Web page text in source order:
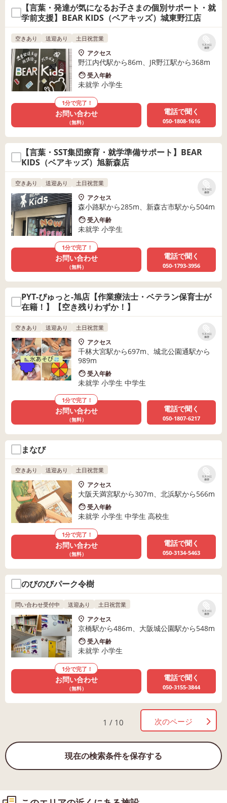
【言葉・発達が気になるお子さまの個別サポート・就
学前支援】BEAR KIDS（ベアキッズ）城東野江店
リストに
保存
空きあり 送迎あり 土日祝営業
アクセス
野江内代駅から86m、JR野江駅から368m
受入年齢
未就学 小学生
1分で完了！
お問い合わせ
（無料）
電話で聞く
050-1808-1616
【言葉・SST集団療育・就学準備サポート】BEAR
KIDS（ベアキッズ）旭新森店
リストに
保存
空きあり 送迎あり 土日祝営業
アクセス
森小路駅から285m、新森古市駅から504m
受入年齢
未就学 小学生
1分で完了！
お問い合わせ
（無料）
電話で聞く
050-1793-3956
PYT-ぴゅっと-旭店【作業療法士・ベテラン保育士が
在籍！】【空き残りわずか！】
リストに
保存
空きあり 送迎あり 土日祝営業
アクセス
千林大宮駅から697m、城北公園通駅から
989m
受入年齢
未就学 小学生 中学生
1分で完了！
お問い合わせ
（無料）
電話で聞く
050-1807-6217
まなび
リストに
保存
空きあり 送迎あり 土日祝営業
アクセス
大阪天満宮駅から307m、北浜駅から566m
受入年齢
未就学 小学生 中学生 高校生
1分で完了！
お問い合わせ
（無料）
電話で聞く
050-3134-5463
のびのびパーク令樹
リストに
保存
問い合わせ受付中 送迎あり 土日祝営業
アクセス
京橋駅から486m、大阪城公園駅から548m
受入年齢
未就学 小学生
1分で完了！
お問い合わせ
（無料）
電話で聞く
050-3155-3844
1 / 10 次のページ
現在の検索条件を保存する